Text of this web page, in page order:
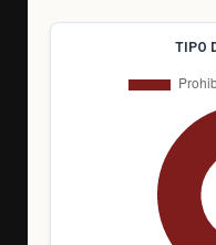
TIPO